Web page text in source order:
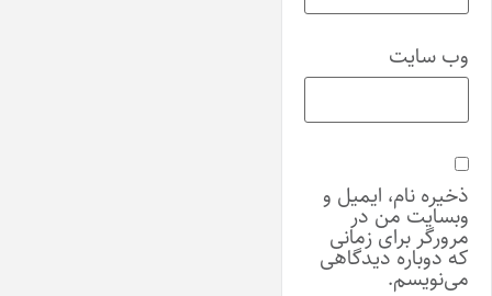
وب‌ سایت
ذخیره نام، ایمیل و
وبسایت من در
مرورگر برای زمانی
که دوباره دیدگاهی
می‌نویسم.